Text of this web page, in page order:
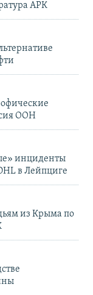
АРК
ООН
инциденты
в Лейпциге
из Крыма по